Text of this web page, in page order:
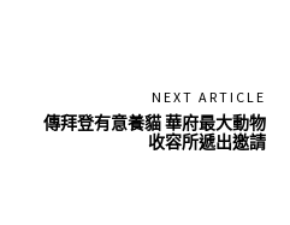
NEXT ARTICLE
傳拜登有意養貓 華府最大動物
收容所遞出邀請